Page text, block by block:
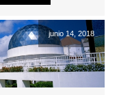
junio 14, 2018